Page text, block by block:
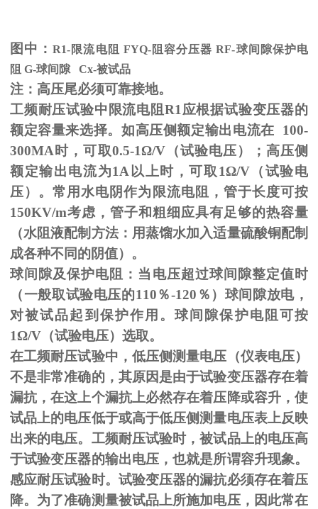
图中：R1-限流电阻 FYQ-阻容分压器RF-球间隙保护电
阻 G-球间隙 Cx-被试品
注：高压尾必须可靠接地。
工频耐压试验中限流电阻 R1 应根据试验变压器的
额定容量来选择。如高压侧额定输出电流在 100-
300MA 时，可取0.5-1Ω/V（试验电压）；高压侧
额定输出电流为1A 以上时，可取 1Ω/V（试验电
压）。常用水电阴作为限流电阻，管于长度可按
150KV/m考虑，管子和粗细应具有足够的热容量
（水阻液配制方法：用蒸馏水加入适量硫酸铜配制
成各种不同的阴值）。
球间隙及保护电阻：当电压超过球间隙整定值时
（一般取试验电压的110％-120 ％）球间隙放电，
对被试品起到保护作用。球间隙保护电阻可按
1Ω/V（试验电压）选取。
在工频耐压试验中，低压侧测量电压（仪表电压）
不是非常准确的，其原因是由于试验变压器存在着
漏抗，在这上个漏抗上必然存在着压降或容升，使
试品上的电压低于或高于低压侧测量电压表上反映
出来的电压。工频耐压试验时，被试品上的电压高
于试验变压器的输出电压，也就是所谓容升现象。
感应耐压试验时。试验变压器的漏抗必须存在着压
降。为了准确测量被试品上所施加电压，因此常在